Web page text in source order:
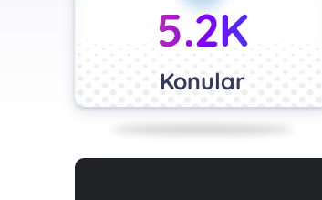
5.2K
Konular